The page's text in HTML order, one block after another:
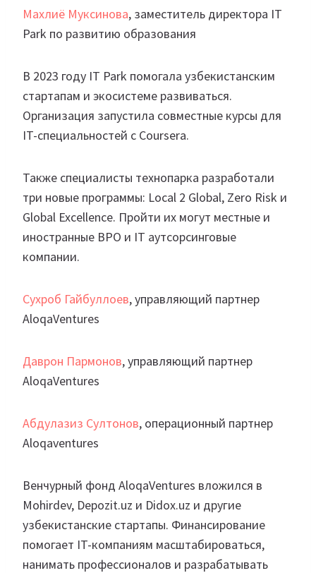
Махлиё Муксинова, заместитель директора IT
Park по развитию образования
В 2023 году IT Park помогала узбекистанским
стартапам и экосистеме развиваться.
Организация запустила совместные курсы для
IT-специальностей с Coursera.
Также специалисты технопарка разработали
три новые программы: Local 2 Global, Zero Risk и
Global Excellence. Пройти их могут местные и
иностранные BPO и IT аутсорсинговые
компании.
Сухроб Гайбуллоев, управляющий партнер
AloqaVentures
Даврон Пармонов, управляющий партнер
AloqaVentures
Абдулазиз Султонов, операционный партнер
Aloqaventures
Венчурный фонд AloqaVentures вложился в
Mohirdev, Depozit.uz и Didox.uz и другие
узбекистанские стартапы. Финансирование
помогает IT-компаниям масштабироваться,
нанимать профессионалов и разрабатывать